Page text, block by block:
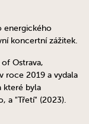
energického
koncertní zážitek.
Ostrava,
roce 2019 a vydala
které byla
a "Třetí" (2023).